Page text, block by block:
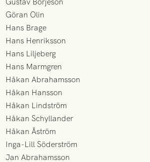
Göran Olin
Hans Brage
Hans Henriksson
Hans Liljeberg
Hans Marmgren
Håkan Abrahamsson
Håkan Hansson
Håkan Lindström
Håkan Schyllander
Håkan Åström
Inga-Lill Söderström
Jan Abrahamsson